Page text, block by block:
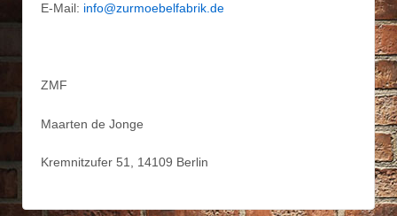
E-Mail: info@zurmoebelfabrik.de
ZMF
Maarten de Jonge
Kremnitzufer 51, 14109 Berlin